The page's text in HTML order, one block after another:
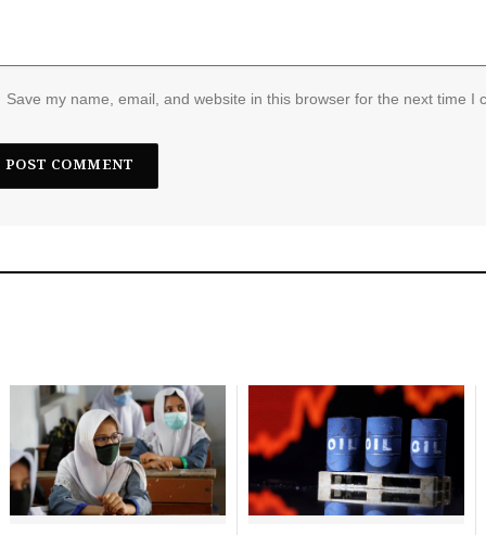
Save my name, email, and website in this browser for the next time I